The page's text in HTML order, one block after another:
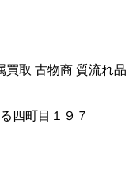
買取 古物商 質流れ品
四町目１９７